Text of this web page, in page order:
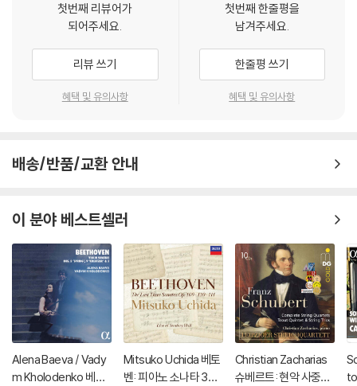
첫번째 리뷰어가
되어주세요.
리뷰 쓰기
혜택 및 유의사항
첫번째 한줄평을
남겨주세요.
한줄평 쓰기
혜택 및 유의사항
배송/반품/교환 안내
이 분야 베스트셀러
Alena Baeva / Vady
m Kholodenko 베토
Mitsuko Uchida 베토
벤: 피아노 소나타 30-
Christian Zacharias
슈베르트: 현악 사중주